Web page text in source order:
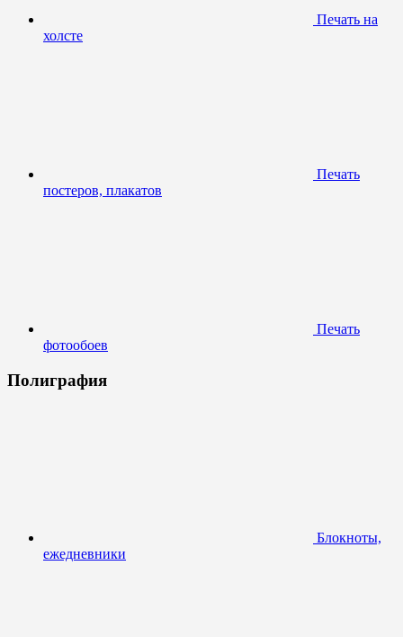
Печать на
холсте
Печать
постеров, плакатов
Печать
фотообоев
Полиграфия
Блокноты,
ежедневники